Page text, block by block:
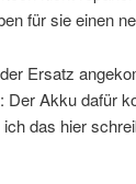
für sie einen
Ersatz
Akku dafür
das hier